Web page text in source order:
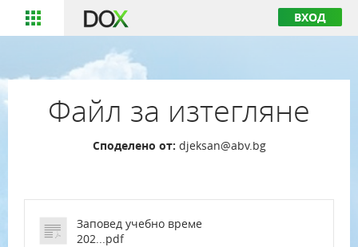
ВХОД
Файл за изтегляне
Споделено от: djeksan@abv.bg
Заповед учебно време
202...pdf